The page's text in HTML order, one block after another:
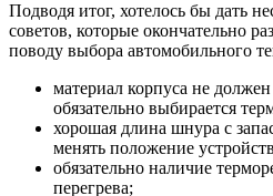
Подводя итог, хотелось бы дать
советов, которые окончательно
поводу выбора автомобильного
материал корпуса не
обязательно выбирается
хорошая длина шнура с
менять положение
обязательно наличие
перегрева;